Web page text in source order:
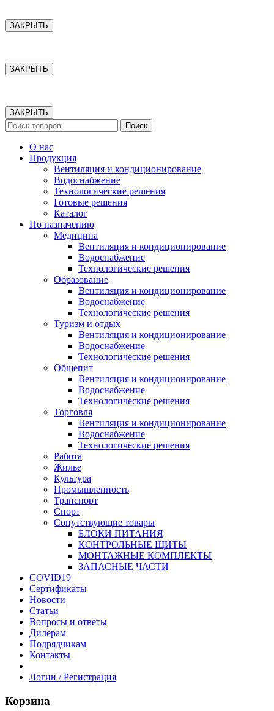
ЗАКРЫТЬ
ЗАКРЫТЬ
ЗАКРЫТЬ
Поиск
О нас
Продукция
Вентиляция и кондиционирование
Водоснабжение
Технологические решения
Готовые решения
Каталог
По назначению
Медицина
Вентиляция и кондиционирование
Водоснабжение
Технологические решения
Образование
Вентиляция и кондиционирование
Водоснабжение
Технологические решения
Туризм и отдых
Вентиляция и кондиционирование
Водоснабжение
Технологические решения
Общепит
Вентиляция и кондиционирование
Водоснабжение
Технологические решения
Торговля
Вентиляция и кондиционирование
Водоснабжение
Технологические решения
Работа
Жилье
Культура
Промышленность
Транспорт
Спорт
Сопутствующие товары
БЛОКИ ПИТАНИЯ
КОНТРОЛЬНЫЕ ЩИТЫ
МОНТАЖНЫЕ КОМПЛЕКТЫ
ЗАПАСНЫЕ ЧАСТИ
COVID19
Сертификаты
Новости
Статьи
Вопросы и ответы
Дилерам
Подрядчикам
Контакты
Логин / Регистрация
Корзина